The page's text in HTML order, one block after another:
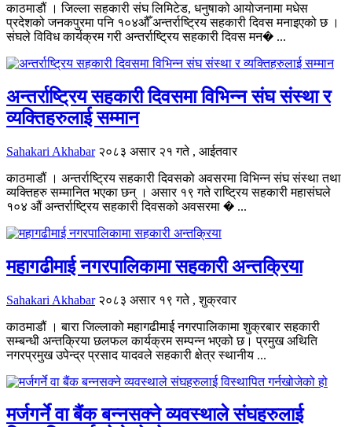
काठमाडौं । जिल्ला सहकारी संघ लिमिटेड, धनुषाको आयोजनामा मधेस
प्रदेशको जनकपुरमा पनि १०४औँ अन्तर्राष्ट्रिय सहकारी दिवस मनाइएको छ ।
संघले विविध कार्यक्रम गरी अन्तर्राष्ट्रिय सहकारी दिवस मन� ...
अन्तर्राष्ट्रिय सहकारी दिवसमा विभिन्न संघ संस्था र
व्यक्तिहरुलाई सम्मान
Sahakari Akhabar २०८३ असार २१ गते , आईतवार
काठमाडौं । अन्तर्राष्ट्रिय सहकारी दिवसको अवसरमा विभिन्न संघ संस्था तथा
व्यक्तिहरु सम्मानित भएका छन् । असार १९ गते राष्ट्रिय सहकारी महासंघले
१०४ औं अन्तर्राष्ट्रिय सहकारी दिवसको अवसरमा � ...
महागढीमाई नगरपालिकामा सहकारी अन्तक्रिया
Sahakari Akhabar २०८३ असार १९ गते , शुक्रवार
काठमाडौं । बारा जिल्लाको महागढीमाई नगरपालिकामा शुक्रबार सहकारी
सम्बन्धी अन्तक्रिया छलफल कार्यक्रम सम्पन्न भएको छ। प्रमुख अथिति
नगरप्रमुख उपेन्द्र प्रसाद यादवले सहकारी क्षेत्र स्थानीय ...
मर्जगर्ने वा बैंक बन्नसक्ने व्यवस्थाले संघहरुलाई